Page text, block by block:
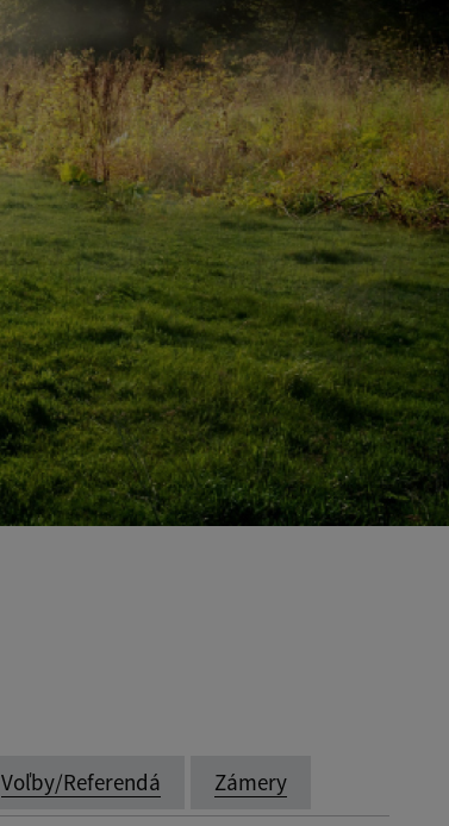
Voľby/Referendá Zámery